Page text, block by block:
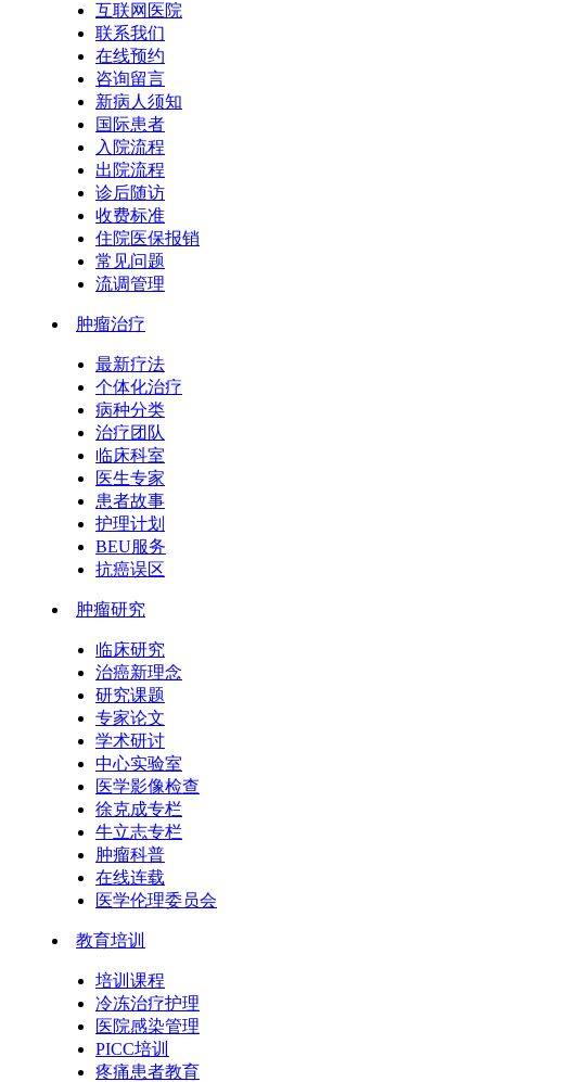
互联网医院
联系我们
在线预约
咨询留言
新病人须知
国际患者
入院流程
出院流程
诊后随访
收费标准
住院医保报销
常见问题
流调管理
肿瘤治疗
最新疗法
个体化治疗
病种分类
治疗团队
临床科室
医生专家
患者故事
护理计划
BEU服务
抗癌误区
肿瘤研究
临床研究
治癌新理念
研究课题
专家论文
学术研讨
中心实验室
医学影像检查
徐克成专栏
牛立志专栏
肿瘤科普
在线连载
医学伦理委员会
教育培训
培训课程
冷冻治疗护理
医院感染管理
PICC培训
疼痛患者教育